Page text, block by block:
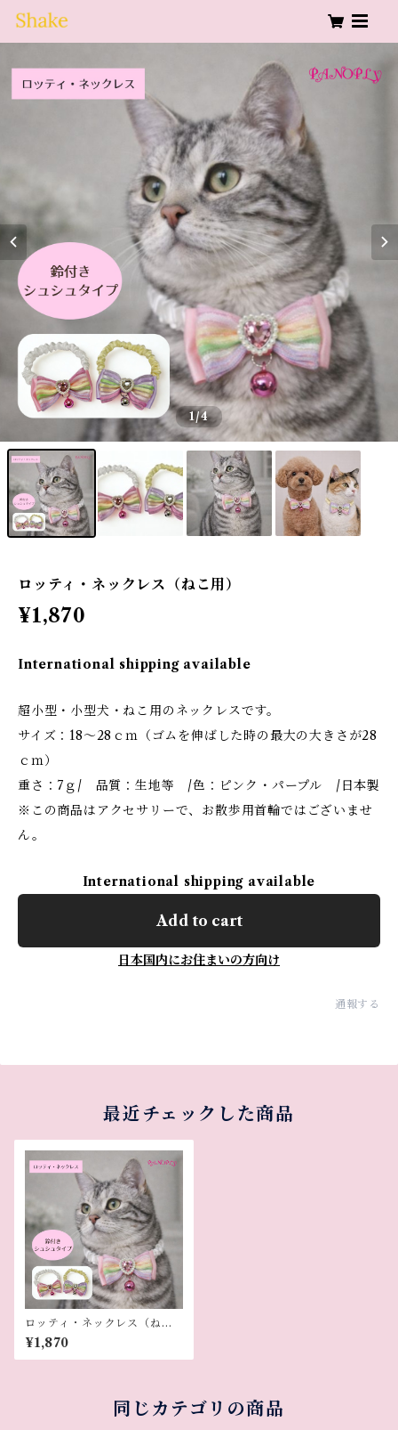
1/4
ロッティ・ネックレス（ねこ用）
¥1,870
International shipping available
超小型・小型犬・ねこ用のネックレスです。
サイズ：18～28ｃｍ（ゴムを伸ばした時の最大の大きさが28
ｃｍ）
重さ：7ｇ/ 品質：生地等 /色：ピンク・パープル /日本製
※この商品はアクセサリーで、お散歩用首輪ではございませ
ん。
International shipping available
Add to cart
日本国内にお住まいの方向け
通報する
最近チェックした商品
ロッティ・ネックレス（ねこ
用）
¥1,870
同じカテゴリの商品